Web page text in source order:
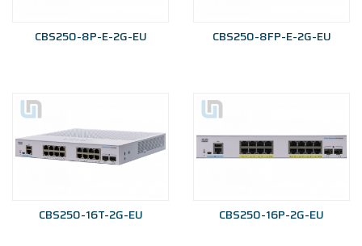
CBS250-8P-E-2G-EU CBS250-8FP-E-2G-EU
CBS250-16T-2G-EU CBS250-16P-2G-EU